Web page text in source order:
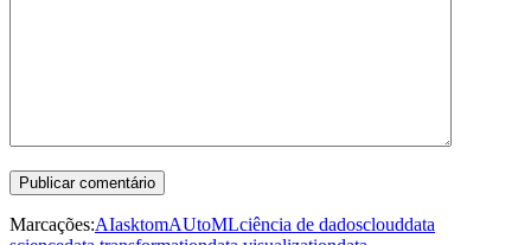
Marcações:AIasktomAUtoMLciência de dadosclouddata